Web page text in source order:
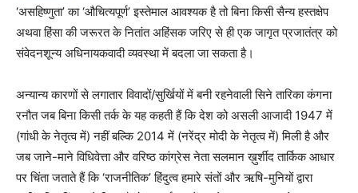
‘असहिष्णुता’ का ‘औचित्यपूर्ण’ इस्तेमाल आवश्यक है तो बिना किसी सैन्य हस्तक्षेप
अथवा हिंसा की जरूरत के नितांत अहिंसक जरिए से ही एक जागृत प्रजातंत्र को
संवेदनशून्य अधिनायकवादी व्यवस्था में बदला जा सकता है।
अन्यान्य कारणों से लगातार विवादों/सुर्खियों में बनी रहनेवाली सिने तारिका कंगना
रनौत जब बिना किसी तर्क के यह कहती हैं कि देश को असली आजादी 1947 में
(गांधी के नेतृत्व में) नहीं बल्कि 2014 में (नरेंद्र मोदी के नेतृत्व में) मिली है और
जब जाने-माने विधिवेत्ता और वरिष्ठ कांग्रेस नेता सलमान ख़ुर्शीद तार्किक आधार
पर चिंता जताते हैं कि ‘राजनीतिक’ हिंदुत्व हमारे संतों और ऋषि-मुनियों द्वारा